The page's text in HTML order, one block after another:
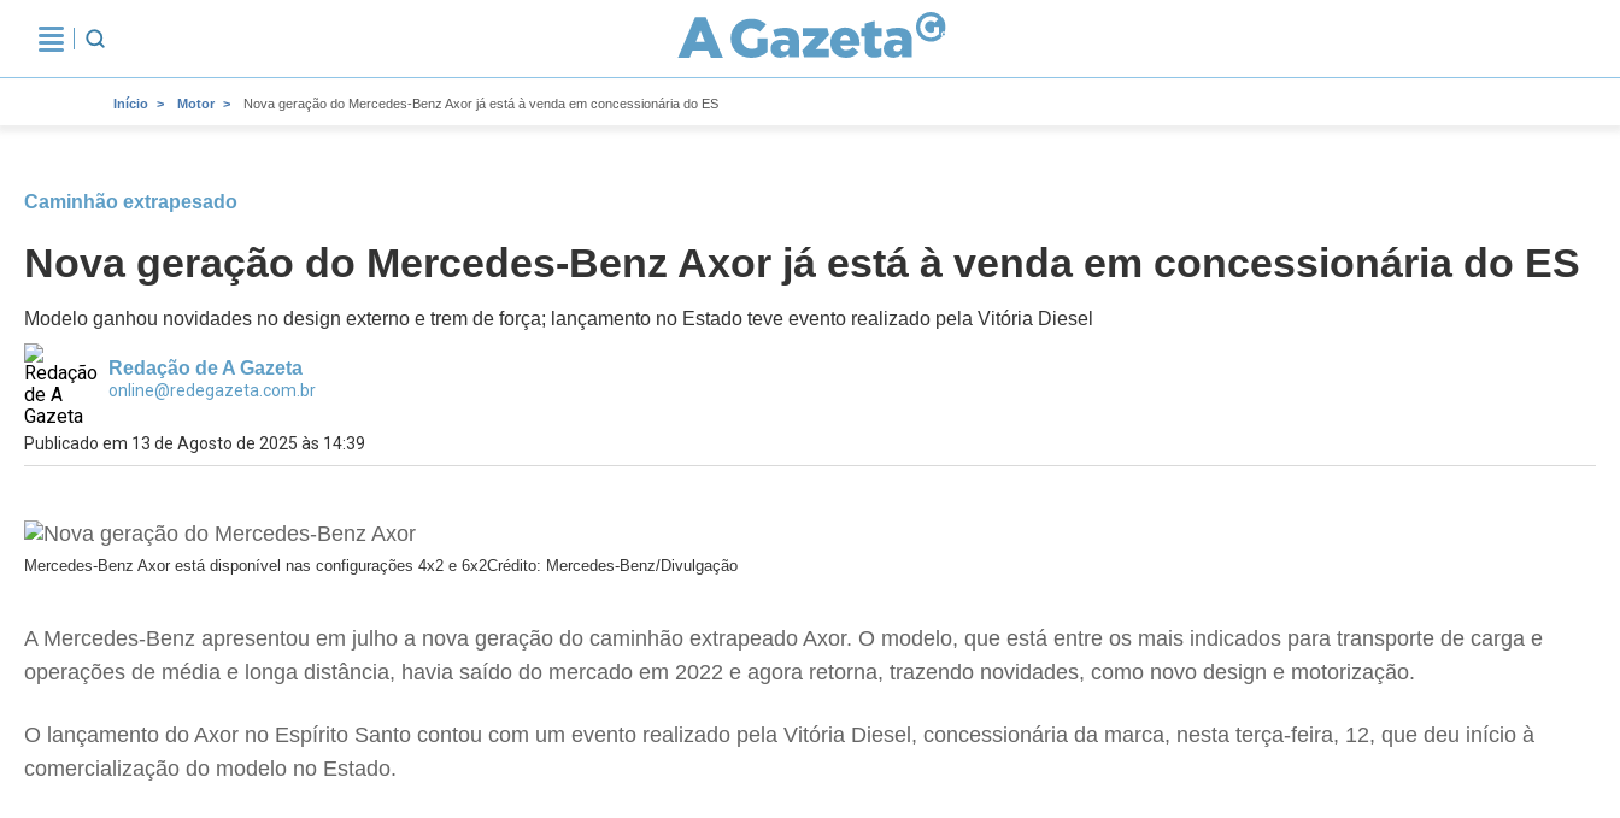
Início Motor Nova geração do Mercedes-Benz Axor já está à venda em concessionária do ES
Caminhão extrapesado
Nova geração do Mercedes-Benz Axor já está à venda em concessionária do ES
Modelo ganhou novidades no design externo e trem de força; lançamento no Estado teve evento realizado pela Vitória Diesel
Redação de A Gazeta
online@redegazeta.com.br
Publicado em 13 de Agosto de 2025 às 14:39
Mercedes-Benz Axor está disponível nas configurações 4x2 e 6x2Crédito: Mercedes-Benz/Divulgação
A Mercedes-Benz apresentou em julho a nova geração do caminhão extrapeado Axor. O modelo, que está entre os mais indicados para transporte de carga e
operações de média e longa distância, havia saído do mercado em 2022 e agora retorna, trazendo novidades, como novo design e motorização.
O lançamento do Axor no Espírito Santo contou com um evento realizado pela Vitória Diesel, concessionária da marca, nesta terça-feira, 12, que deu início à
comercialização do modelo no Estado.